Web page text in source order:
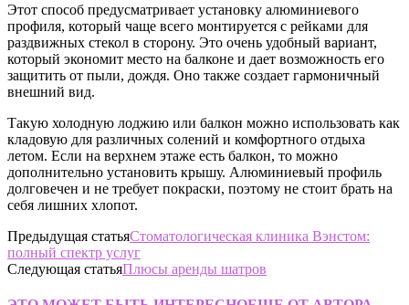
Этот способ предусматривает установку алюминиевого
профиля, который чаще всего монтируется с рейками для
раздвижных стекол в сторону. Это очень удобный вариант,
который экономит место на балконе и дает возможность его
защитить от пыли, дождя. Оно также создает гармоничный
внешний вид.
Такую холодную лоджию или балкон можно использовать как
кладовую для различных солений и комфортного отдыха
летом. Если на верхнем этаже есть балкон, то можно
дополнительно установить крышу. Алюминиевый профиль
долговечен и не требует покраски, поэтому не стоит брать на
себя лишних хлопот.
Предыдущая статьяСтоматологическая клиника Вэнстом:
полный спектр услуг
Следующая статьяПлюсы аренды шатров